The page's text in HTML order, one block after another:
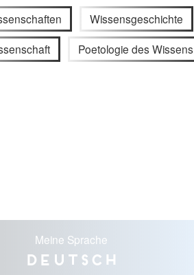
Wissensgeschichte
Poetologie des Wissens
Meine Sprache
Deutsch